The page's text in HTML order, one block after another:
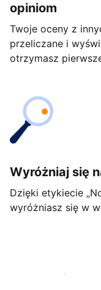
opiniom
Twoje oceny z
przeliczane i
otrzymasz
Wyróżniaj się
Dzięki etykiecie
wyróżniasz się w
Rozpocznij już